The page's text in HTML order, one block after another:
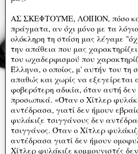
ΑΣ ΣΚΕΦΤΟΥΜΕ, ΛΟΙΠΟΝ, πόσο
πράγματα, αν όχι μόνο με τα
ολόκληρη τη στάση μας λέγαμε
την απάθεια που μας
του ωχαδερφισμού που
Έλληνα, ο οποίος, μ' αυτήν του τη
απαθώς και χωρίς να εξεγείρεται
φοβερότερη αδικία, όταν αυτή
προσωπικά. «Όταν ο Χίτλερ
αντέδρασα, γιατί δεν ήμουν
φυλάκιζε τσιγγάνους δεν
τσιγγάνος. Όταν ο Χίτλερ
αντέδρασα γιατί δεν ήμουν
Χίτλερ φυλάκιζε κομμουνιστές